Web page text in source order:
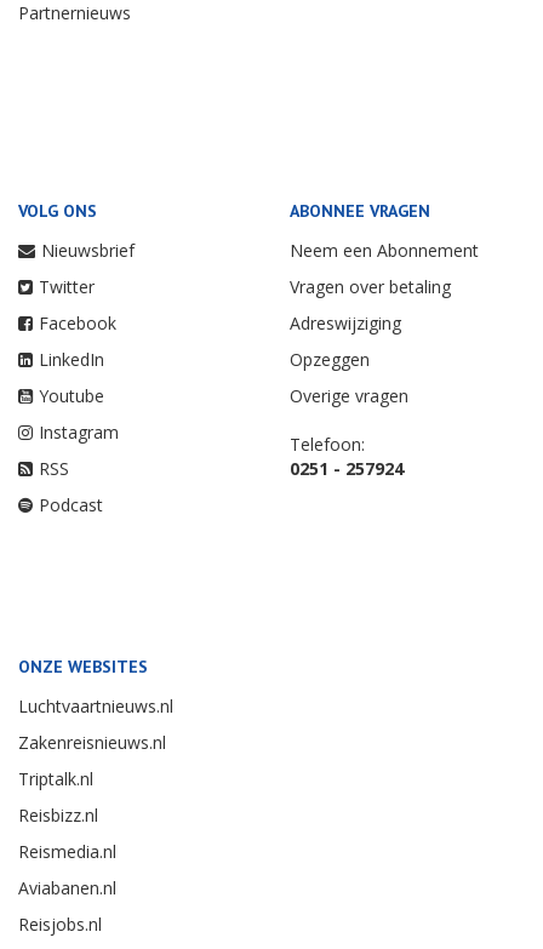
Partnernieuws
VOLG ONS
Nieuwsbrief
Twitter
Facebook
LinkedIn
Youtube
Instagram
RSS
Podcast
ABONNEE VRAGEN
Neem een Abonnement
Vragen over betaling
Adreswijziging
Opzeggen
Overige vragen
Telefoon:
0251 - 257924
ONZE WEBSITES
Luchtvaartnieuws.nl
Zakenreisnieuws.nl
Triptalk.nl
Reisbizz.nl
Reismedia.nl
Aviabanen.nl
Reisjobs.nl